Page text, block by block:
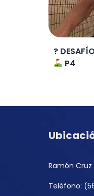
?
P4
Ramón Cruz
Teléfono: